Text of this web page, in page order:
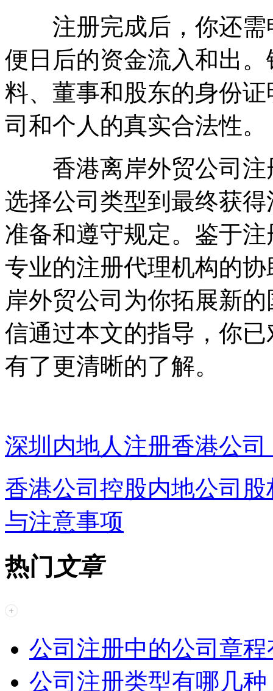
注册完成后，你还需
便日后的资金流入和出
料、董事和股东的身份
司和个人的真实合法性。
香港离岸外贸公司注
选择公司类型到最终获
准备和遵守规定。鉴于
专业的注册代理机构的
岸外贸公司为你拓展新
信通过本文的指导，你
有了更清晰的了解。
深圳内地人注册香港公
香港公司控股内地公司
与注意事项
热门 文章
公司注册中的公司章
公司注册类型有哪几